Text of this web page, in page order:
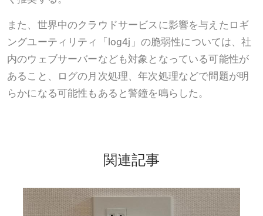
また、世界中のクラウドサービスに影響を与えたロギ
ングユーティリティ「log4j」の脆弱性については、社
内のウェブサーバーなども対象となっている可能性が
あること、ログの月次処理、年次処理などで問題が明
らかになる可能性もあると警鐘を鳴らした。
関連記事